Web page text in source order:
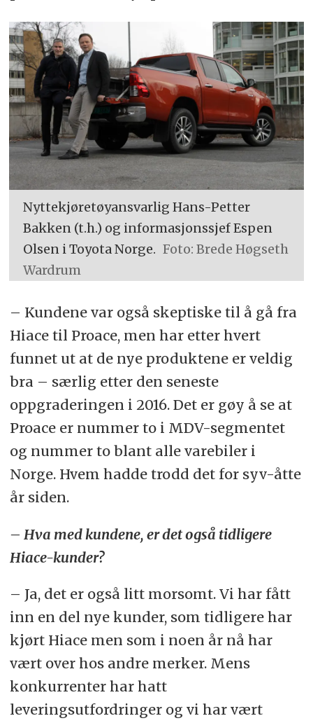
Nyttekjøretøyansvarlig Hans-Petter
Bakken (t.h.) og informasjonssjef Espen
Olsen i Toyota Norge. Foto: Brede Høgseth
Wardrum
– Kundene var også skeptiske til å gå fra
Hiace til Proace, men har etter hvert
funnet ut at de nye produktene er veldig
bra – særlig etter den seneste
oppgraderingen i 2016. Det er gøy å se at
Proace er nummer to i MDV-segmentet
og nummer to blant alle varebiler i
Norge. Hvem hadde trodd det for syv-åtte
år siden.
– Hva med kundene, er det også tidligere
Hiace-kunder?
– Ja, det er også litt morsomt. Vi har fått
inn en del nye kunder, som tidligere har
kjørt Hiace men som i noen år nå har
vært over hos andre merker. Mens
konkurrenter har hatt
leveringsutfordringer og vi har vært